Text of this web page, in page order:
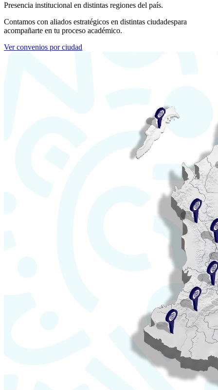
Presencia institucional en distintas regiones del país.
Contamos con aliados estratégicos en distintas ciudadespara
acompañarte en tu proceso académico.
Ver convenios por ciudad